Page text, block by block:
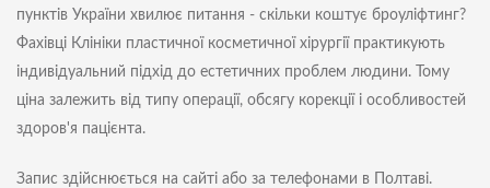
пунктів України хвилює питання - скільки коштує броуліфтинг?
Фахівці Клініки пластичної косметичної хірургії практикують
індивідуальний підхід до естетичних проблем людини. Тому
ціна залежить від типу операції, обсягу корекції і особливостей
здоров'я пацієнта.
Запис здійснюється на сайті або за телефонами в Полтаві.